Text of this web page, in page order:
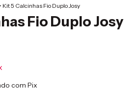
Kit 5 Calcinhas Fio Duplo Josy
Fio Duplo Josy
com Pix